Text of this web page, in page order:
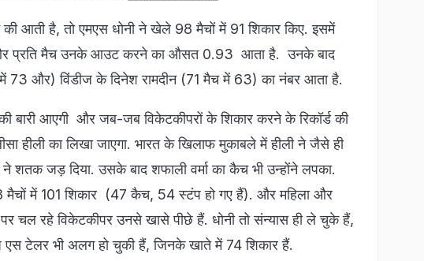
की आती है, तो एमएस धोनी ने खेले 98 मैचों में 91 शिकार किए. इसमें
प्रति मैच उनके आउट करने का औसत 0.93 आता है. उनके बाद
73 और) विंडीज के दिनेश रामदीन (71 मैच में 63) का नंबर आता है.
बारी आएगी और जब-जब विकेटकीपरों के शिकार करने के रिकॉर्ड की
हीली का लिखा जाएगा. भारत के खिलाफ मुकाबले में हीली ने जैसे ही
ने शतक जड़ दिया. उसके बाद शफाली वर्मा का कैच भी उन्होंने लपका.
में 101 शिकार (47 कैच, 54 स्टंप हो गए हैं). और महिला और
पर चल रहे विकेटकीपर उनसे खासे पीछे हैं. धोनी तो संन्यास ही ले चुके हैं,
एस टेलर भी अलग हो चुकी हैं, जिनके खाते में 74 शिकार हैं.